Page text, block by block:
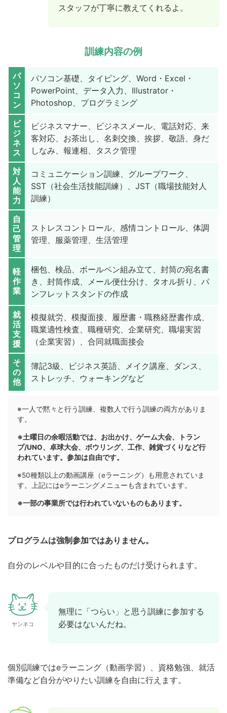
スタッフが丁寧に教えてくれるよ。
訓練内容の例
パ
ソ
コ
ン
パソコン基礎、タイピング、Word・Excel・
PowerPoint、データ入力、Illustrator・
Photoshop、プログラミング
ビ
ジ
ネ
ス
ビジネスマナー、ビジネスメール、電話対応、来
客対応、お茶出し、名刺交換、挨拶、敬語、身だ
しなみ、報連相、タスク管理
対
人
能
力
コミュニケーション訓練、グループワーク、
SST（社会生活技能訓練）、JST（職場技能対人
訓練）
自
己
管
理
ストレスコントロール、感情コントロール、体調
管理、服薬管理、生活管理
軽
作
業
梱包、検品、ボールペン組み立て、封筒の宛名書
き、封筒作成、メール便仕分け、タオル折り、パ
ンフレットスタンドの作成
就
活
支
援
模擬就労、模擬面接、履歴書・職務経歴書作成、
職業適性検査、職種研究、企業研究、職場実習
（企業実習）、合同就職面接会
そ
の
他
簿記3級、ビジネス英語、メイク講座、ダンス、
ストレッチ、ウォーキングなど
※一人で黙々と行う訓練、複数人で行う訓練の両方がありま
す。
※土曜日の余暇活動では、お出かけ、ゲーム大会、トラン
プ/UNO、卓球大会、ボウリング、工作、雑貨づくりなど行
われています。参加は自由です。
※50種類以上の動画講座（eラーニング）も用意されていま
す。上記にはeラーニングメニューも含まれています。
※一部の事業所では行われていないものもあります。
プログラムは強制参加ではありません。
自分のレベルや目的に合ったものだけ受けられます。
ヤンネコ
無理に「つらい」と思う訓練に参加する
必要はないんだね。
個別訓練ではeラーニング（動画学習）、資格勉強、就活
準備など自分がやりたい訓練を自由に行えます。